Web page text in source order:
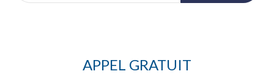
APPEL GRATUIT